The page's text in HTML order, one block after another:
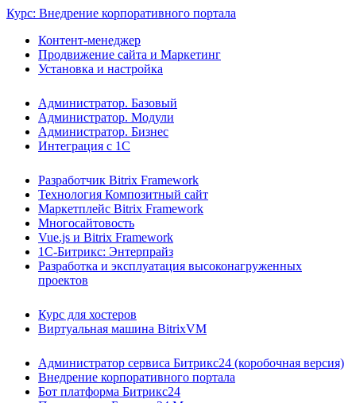
Курс: Внедрение корпоративного портала
Контент-менеджер
Продвижение сайта и Маркетинг
Установка и настройка
Администратор. Базовый
Администратор. Модули
Администратор. Бизнес
Интеграция с 1С
Разработчик Bitrix Framework
Технология Композитный сайт
Маркетплейс Bitrix Framework
Многосайтовость
Vue.js и Bitrix Framework
1С-Битрикс: Энтерпрайз
Разработка и эксплуатация высоконагруженных
проектов
Курс для хостеров
Виртуальная машина BitrixVM
Администратор сервиса Битрикс24 (коробочная версия)
Внедрение корпоративного портала
Бот платформа Битрикс24